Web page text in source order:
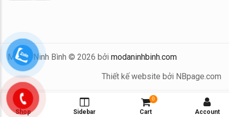
Mộ Đá Ninh Bình © 2026 bởi modaninhbinh.com
Thiết kế website bởi NBpage.com
Shop Sidebar
0
Cart Account